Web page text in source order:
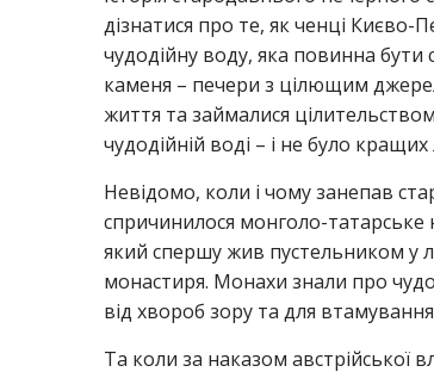
дізнатися про те, як ченці
чудодійну воду, яка повинна
каменя – печери з цілющим
життя та займалися
чудодійній воді – і не було кращих
Невідомо, коли і чому занепав
спричинилося монголо-
який спершу жив пустельником у
монастиря. Монахи знали про
від хвороб зору та для
Та коли за наказом австрійської